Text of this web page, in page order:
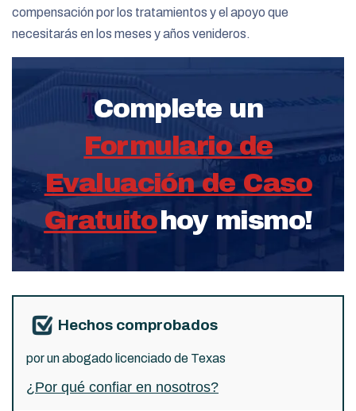
compensación por los tratamientos y el apoyo que
necesitarás en los meses y años venideros.
Complete un
Formulario de
Evaluación de Caso
Gratuitohoy mismo!
Hechos comprobados
por un abogado licenciado de Texas
¿Por qué confiar en nosotros?